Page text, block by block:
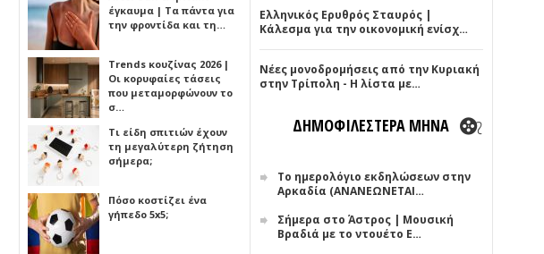
έγκαυμα | Τα πάντα για
την φροντίδα και τη…
Trends κουζίνας 2026 |
Οι κορυφαίες τάσεις
που μεταμορφώνουν το
σ…
Τι είδη σπιτιών έχουν
τη μεγαλύτερη ζήτηση
σήμερα;
Πόσο κοστίζει ένα
γήπεδο 5x5;
Ελληνικός Ερυθρός Σταυρός |
Κάλεσμα για την οικονομική ενίσχ…
Νέες μονοδρομήσεις από την Κυριακή
στην Τρίπολη - Η λίστα με…
ΔΗΜΟΦΙΛΕΣΤΕΡΑ ΜΗΝΑ
Το ημερολόγιο εκδηλώσεων στην
Αρκαδία (ΑΝΑΝΕΩΝΕΤΑΙ…
Σήμερα στο Άστρος | Μουσική
Βραδιά με το ντουέτο Ε…